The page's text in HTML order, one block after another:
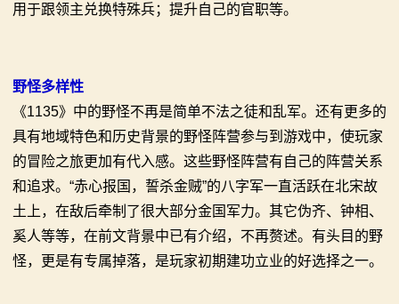
用于跟领主兑换特殊兵；提升自己的官职等。
野怪多样性
《1135》中的野怪不再是简单不法之徒和乱军。还有更多的
具有地域特色和历史背景的野怪阵营参与到游戏中，使玩家
的冒险之旅更加有代入感。这些野怪阵营有自己的阵营关系
和追求。“赤心报国，誓杀金贼”的八字军一直活跃在北宋故
土上，在敌后牵制了很大部分金国军力。其它伪齐、钟相、
奚人等等，在前文背景中已有介绍，不再赘述。有头目的野
怪，更是有专属掉落，是玩家初期建功立业的好选择之一。